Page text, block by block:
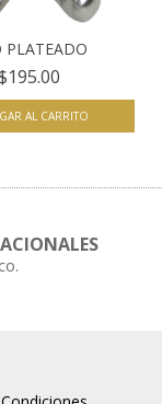
PLATEADO
AL CARRITO